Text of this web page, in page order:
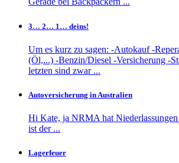
3… 2… 1… deins!
Um es kurz zu sagen: -Autokauf -
(Öl,...) -Benzin/Diesel -Versicherung -
letzten sind zwar ...
Autoversicherung in Australien
Hi Kate, ja NRMA hat Niederlassungen
ist der ...
Lagerfeuer